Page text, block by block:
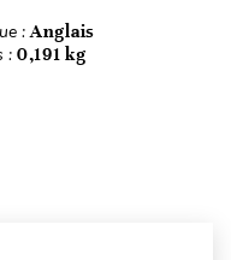
:Anglais
: 0,191 kg